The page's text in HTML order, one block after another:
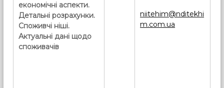
економічні аспекти.
Детальні розрахунки.
Споживчі ніші.
Актуальні дані щодо
споживачів
niitehim@nditekhi
m.com.ua